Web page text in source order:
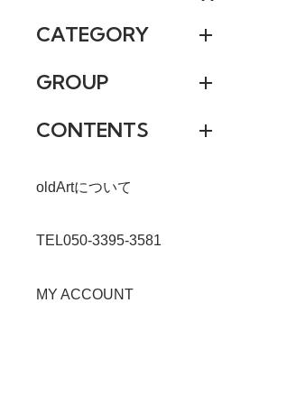
CATEGORY
GROUP
CONTENTS
oldArtについて
TEL050-3395-3581
MY ACCOUNT